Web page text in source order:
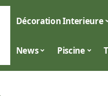
Décoration Interieure
News Piscine